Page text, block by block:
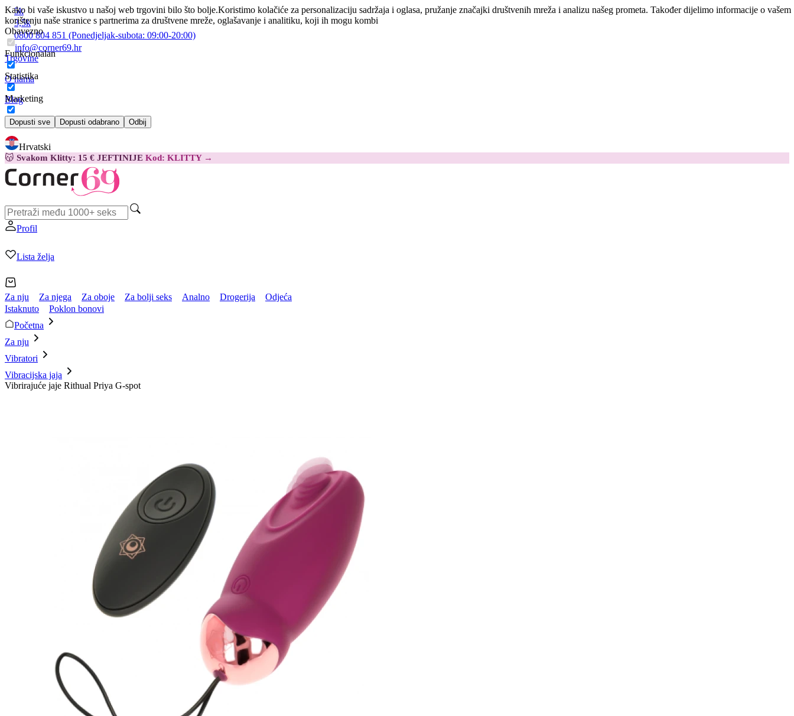
Kako bi vaše iskustvo u našoj web trgovini bilo što bolje.Koristimo kolačiće za personalizaciju sadržaja i oglasa, pružanje značajki društvenih mreža i analizu našeg prometa. Također dijelimo informacije o vašem
korištenju naše stranice s partnerima za društvene mreže, oglašavanje i analitiku, koji ih mogu kombi
Obavezno
Funkcionalan
Statistika
Marketing
Dopusti sve Dopusti odabrano Odbij
5k
3,5k
0800 804 851 (Ponedjeljak-subota: 09:00-20:00)
info@corner69.hr
Trgovine
O nama
Blog
Kontakt
Hrvatski
😽 Svakom Klitty: 15 € JEFTINIJE Kod: KLITTY →
Profil
Lista želja
Za nju Za njega Za oboje Za bolji seks Analno Drogerija
Odjeća
Istaknuto
Poklon bonovi
Početna
Za nju
Vibratori
Vibracijska jaja
Vibrirajuće jaje Rithual Priya G-spot